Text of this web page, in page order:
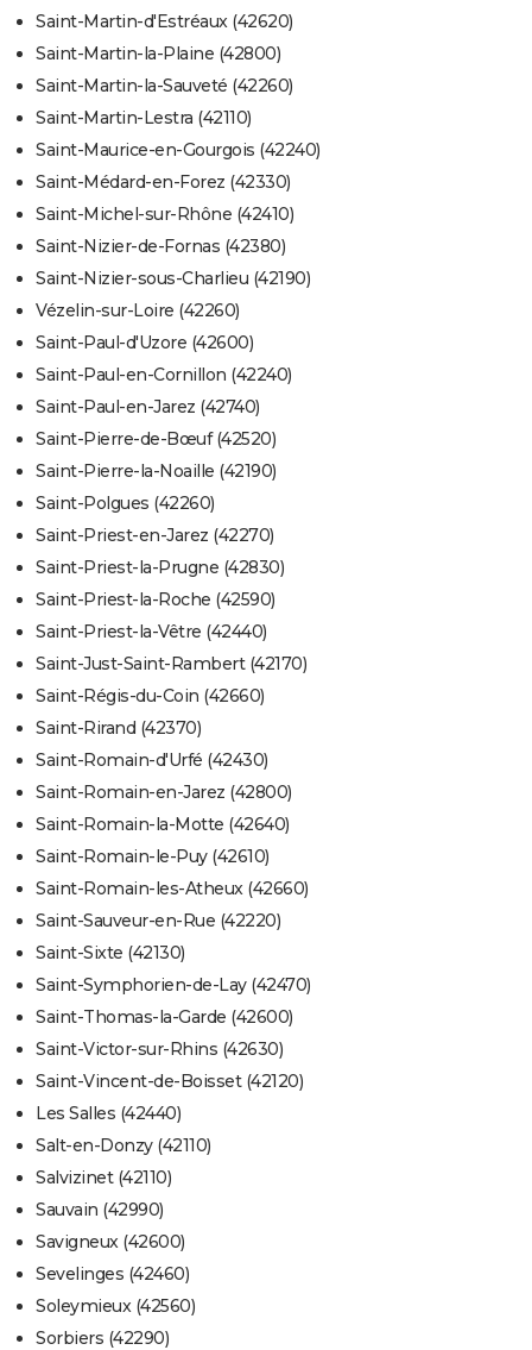
Saint-Martin-d'Estréaux (42620)
Saint-Martin-la-Plaine (42800)
Saint-Martin-la-Sauveté (42260)
Saint-Martin-Lestra (42110)
Saint-Maurice-en-Gourgois (42240)
Saint-Médard-en-Forez (42330)
Saint-Michel-sur-Rhône (42410)
Saint-Nizier-de-Fornas (42380)
Saint-Nizier-sous-Charlieu (42190)
Vézelin-sur-Loire (42260)
Saint-Paul-d'Uzore (42600)
Saint-Paul-en-Cornillon (42240)
Saint-Paul-en-Jarez (42740)
Saint-Pierre-de-Bœuf (42520)
Saint-Pierre-la-Noaille (42190)
Saint-Polgues (42260)
Saint-Priest-en-Jarez (42270)
Saint-Priest-la-Prugne (42830)
Saint-Priest-la-Roche (42590)
Saint-Priest-la-Vêtre (42440)
Saint-Just-Saint-Rambert (42170)
Saint-Régis-du-Coin (42660)
Saint-Rirand (42370)
Saint-Romain-d'Urfé (42430)
Saint-Romain-en-Jarez (42800)
Saint-Romain-la-Motte (42640)
Saint-Romain-le-Puy (42610)
Saint-Romain-les-Atheux (42660)
Saint-Sauveur-en-Rue (42220)
Saint-Sixte (42130)
Saint-Symphorien-de-Lay (42470)
Saint-Thomas-la-Garde (42600)
Saint-Victor-sur-Rhins (42630)
Saint-Vincent-de-Boisset (42120)
Les Salles (42440)
Salt-en-Donzy (42110)
Salvizinet (42110)
Sauvain (42990)
Savigneux (42600)
Sevelinges (42460)
Soleymieux (42560)
Sorbiers (42290)